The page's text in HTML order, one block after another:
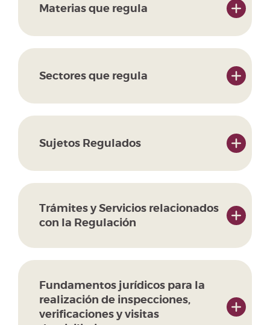
Materias que regula
Sectores que regula
Sujetos Regulados
Trámites y Servicios relacionados
con la Regulación
Fundamentos jurídicos para la
realización de inspecciones,
verificaciones y visitas